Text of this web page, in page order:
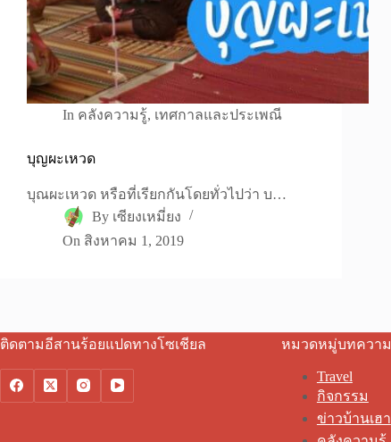
In คลังความรู้, เทศกาลและประเพณี
บุญผะเหวด
บุณผะเหวด หรือที่เรียกกันโดยทั่วไปว่า บ…
By เซียงเหมี่ยง
On สิงหาคม 1, 2019
ติดตามอีสานร้อยแปดทางโซเชียล หมวดหมู่บทความ
Travel
กิจกรรม
ข่าวบ้านเฮา